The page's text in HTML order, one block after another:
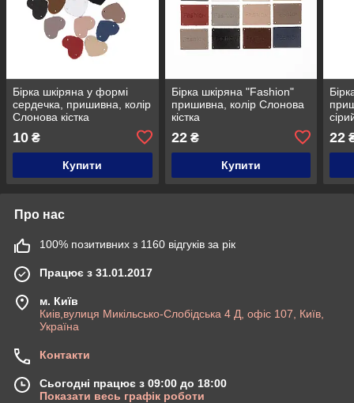
Бірка шкіряна у формі
сердечка, пришивна, колір
Слонова кістка
10 ₴
Купити
Бірка шкіряна "Fashion"
пришивна, колір Слонова
кістка
22₴
Купити
22
Про нас
100% позитивних з 1160 відгуків за рік
Працює з 31.01.2017
м. Київ
Киів,вулиця Микільсько-Слобідська 4 Д, офіс 107, Київ,
Україна
Контакти
Сьогодні працює з 09:00 до 18:00
Показати весь графік роботи